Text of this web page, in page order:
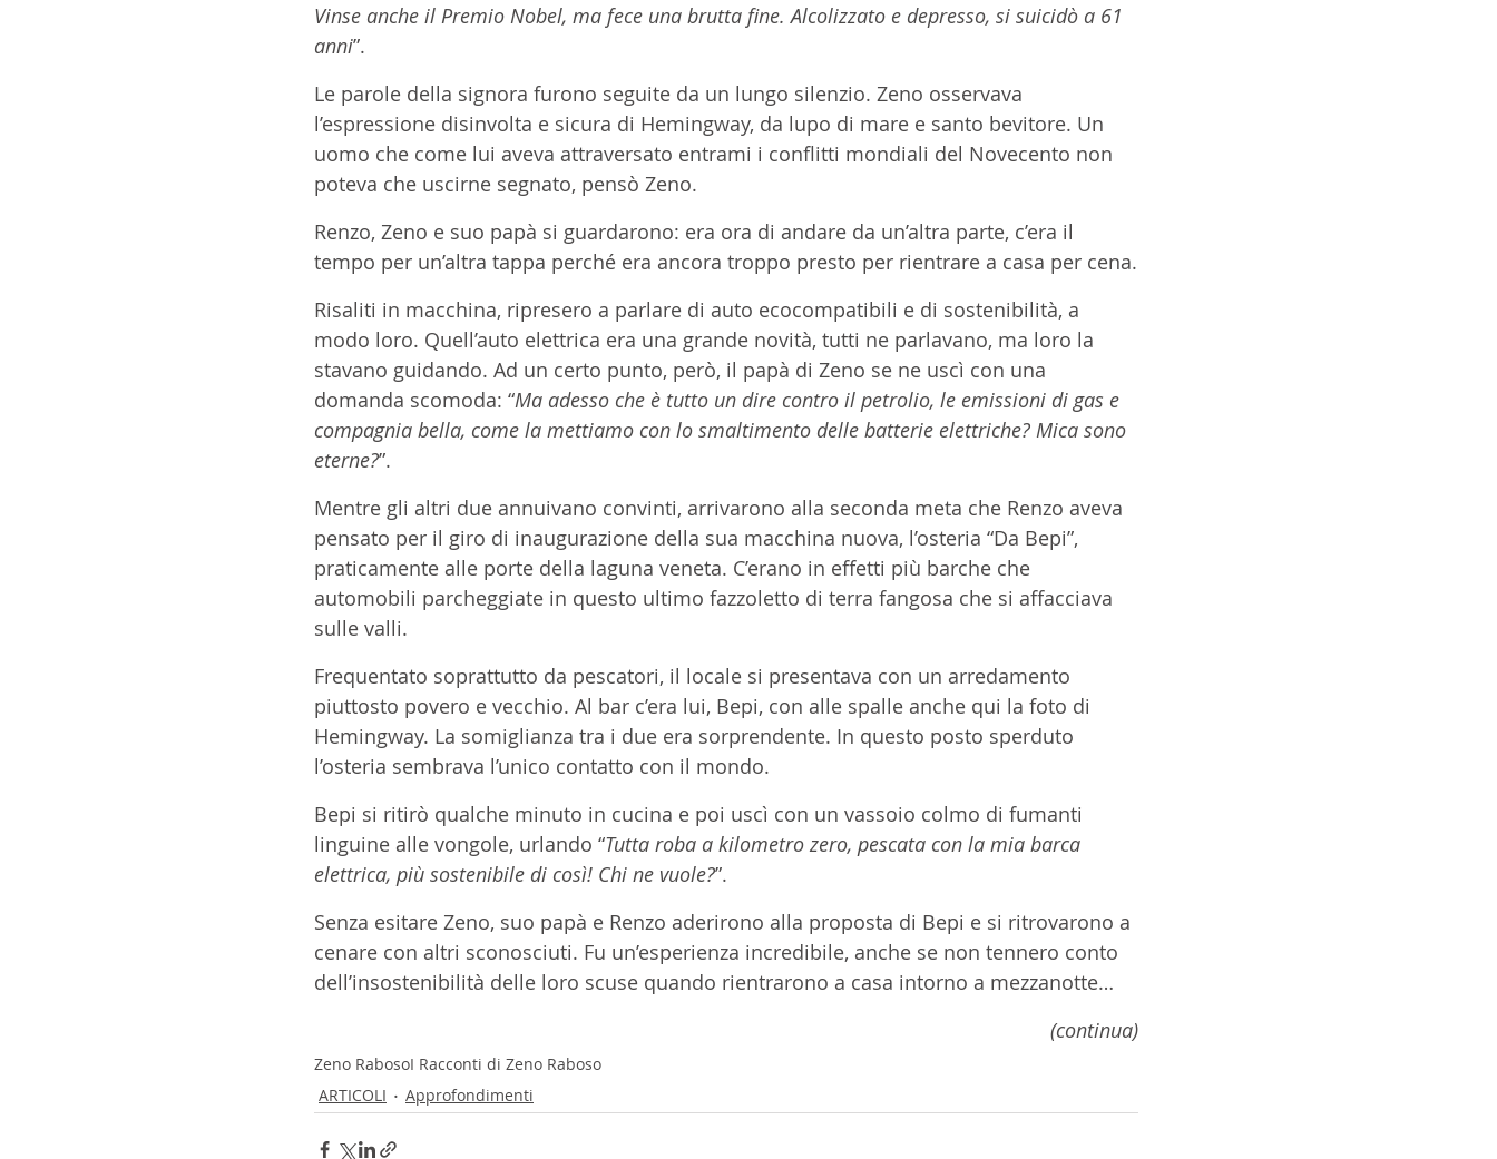
Vinse anche il Premio Nobel, ma fece una brutta fine. Alcolizzato e depresso, si suicidò a 61
anni”.
Le parole della signora furono seguite da un lungo silenzio. Zeno osservava
l’espressione disinvolta e sicura di Hemingway, da lupo di mare e santo bevitore. Un
uomo che come lui aveva attraversato entrami i conflitti mondiali del Novecento non
poteva che uscirne segnato, pensò Zeno.
Renzo, Zeno e suo papà si guardarono: era ora di andare da un’altra parte, c’era il
tempo per un’altra tappa perché era ancora troppo presto per rientrare a casa per cena.
Risaliti in macchina, ripresero a parlare di auto ecocompatibili e di sostenibilità, a
modo loro. Quell’auto elettrica era una grande novità, tutti ne parlavano, ma loro la
stavano guidando. Ad un certo punto, però, il papà di Zeno se ne uscì con una
domanda scomoda: “Ma adesso che è tutto un dire contro il petrolio, le emissioni di gas e
compagnia bella, come la mettiamo con lo smaltimento delle batterie elettriche? Mica sono
eterne?”.
Mentre gli altri due annuivano convinti, arrivarono alla seconda meta che Renzo aveva
pensato per il giro di inaugurazione della sua macchina nuova, l’osteria “Da Bepi”,
praticamente alle porte della laguna veneta. C’erano in effetti più barche che
automobili parcheggiate in questo ultimo fazzoletto di terra fangosa che si affacciava
sulle valli.
Frequentato soprattutto da pescatori, il locale si presentava con un arredamento
piuttosto povero e vecchio. Al bar c’era lui, Bepi, con alle spalle anche qui la foto di
Hemingway. La somiglianza tra i due era sorprendente. In questo posto sperduto
l’osteria sembrava l’unico contatto con il mondo.
Bepi si ritirò qualche minuto in cucina e poi uscì con un vassoio colmo di fumanti
linguine alle vongole, urlando “Tutta roba a kilometro zero, pescata con la mia barca
elettrica, più sostenibile di così! Chi ne vuole?”.
Senza esitare Zeno, suo papà e Renzo aderirono alla proposta di Bepi e si ritrovarono a
cenare con altri sconosciuti. Fu un’esperienza incredibile, anche se non tennero conto
dell’insostenibilità delle loro scuse quando rientrarono a casa intorno a mezzanotte…
(continua)
Zeno RabosoI Racconti di Zeno Raboso
ARTICOLI
Approfondimenti